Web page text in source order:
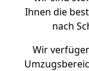
Ihnen die
nach
Wir